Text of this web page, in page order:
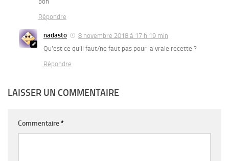
Répondre
nadasto
8 novembre 2018 à 17 h 19 min
Qu’est ce qu’il faut/ne faut pas pour la vraie recette ?
Répondre
LAISSER UN COMMENTAIRE
Commentaire*